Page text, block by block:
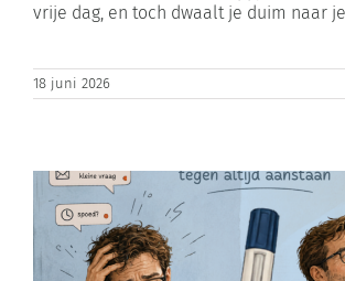
vrije dag, en toch dwaalt je duim naar je
18 juni 2026